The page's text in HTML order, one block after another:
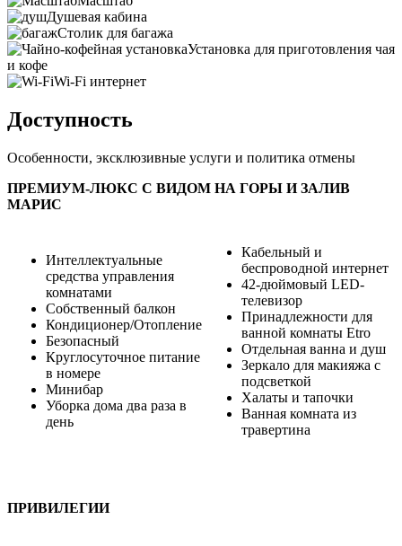
Душевая кабина
Столик для багажа
Установка для приготовления чая
и кофе
Wi-Fi интернет
Доступность
Особенности, эксклюзивные услуги и политика отмены
ПРЕМИУМ-ЛЮКС С ВИДОМ НА ГОРЫ И ЗАЛИВ
МАРИС
Интеллектуальные
средства управления
комнатами
Собственный балкон
Кондиционер/Отопление
Безопасный
Круглосуточное питание
в номере
Минибар
Уборка дома два раза в
день
Кабельный и
беспроводной интернет
42-дюймовый LED-
телевизор
Принадлежности для
ванной комнаты Etro
Отдельная ванна и душ
Зеркало для макияжа с
подсветкой
Халаты и тапочки
Ванная комната из
травертина
ПРИВИЛЕГИИ